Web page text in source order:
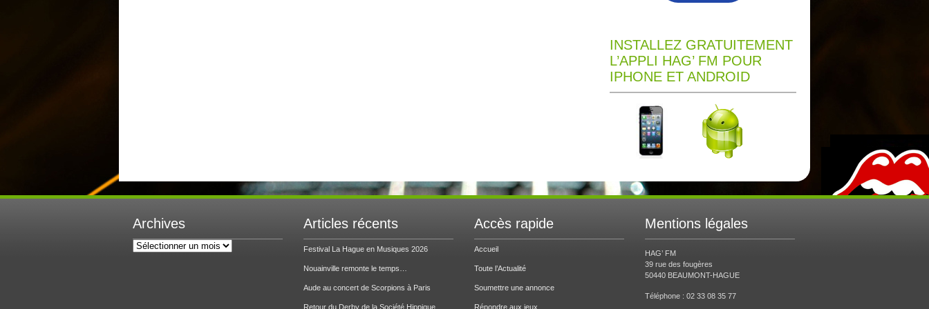
INSTALLEZ GRATUITEMENT
L’APPLI HAG’ FM POUR
IPHONE ET ANDROID
Archives
Archives
Articles récents
Festival La Hague en Musiques 2026
Nouainville remonte le temps…
Aude au concert de Scorpions à Paris
Retour du Derby de la Société Hippique
Accès rapide
Accueil
Toute l’Actualité
Soumettre une annonce
Répondre aux jeux
Mentions légales
HAG’ FM
39 rue des fougères
50440 BEAUMONT-HAGUE
Téléphone : 02 33 08 35 77